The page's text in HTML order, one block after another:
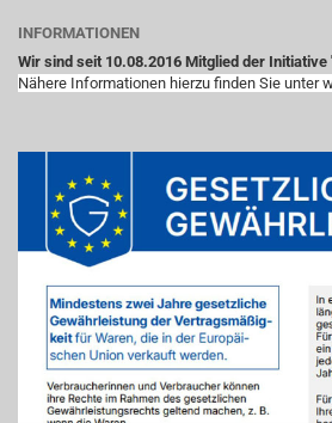
INFORMATIONEN
Wir sind seit 10.08.2016 Mitglied der Initiative
Nähere Informationen hierzu finden Sie unter